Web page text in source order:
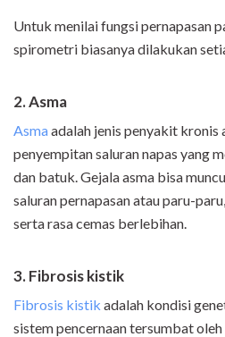
Untuk menilai fungsi pernapasan
spirometri biasanya dilakukan
2. Asma
Asmaadalah jenis penyakit kronis
penyempitan saluran napas yang
dan batuk. Gejala asma bisa
saluran pernapasan atau paru-
serta rasa cemas berlebihan.
3. Fibrosis kistik
Fibrosis kistik adalah kondisi
sistem pencernaan tersumbat